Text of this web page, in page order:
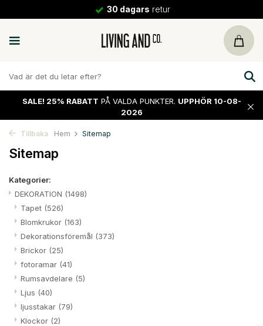
30 dagars retur
SALE! 25% RABATT PÅ VALDA PUNKTER. UPPHÖR 10-08-
2026
Tillbaka Hem Sitemap
Sitemap
Kategorier:
DEKORATION (1498)
Tapet (526)
Blomkrukor (163)
Dekorationsföremål (373)
Brickor (25)
fotoramar (41)
Rumsavdelare (5)
Ljus (40)
ljusstakar (79)
Klockor (2)